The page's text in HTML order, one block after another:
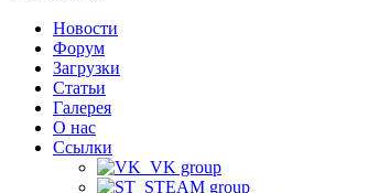
Новости
Форум
Загрузки
Статьи
Галерея
О нас
Ссылки
VK group
STEAM group